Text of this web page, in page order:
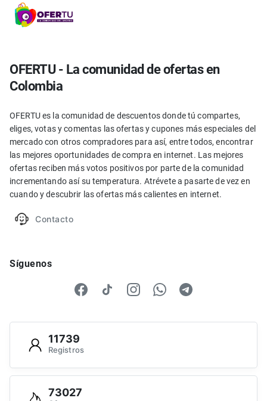
OFERTU - La comunidad de ofertas en
Colombia
OFERTU es la comunidad de descuentos donde tú compartes,
eliges, votas y comentas las ofertas y cupones más especiales del
mercado con otros compradores para así, entre todos, encontrar
las mejores oportunidades de compra en internet. Las mejores
ofertas reciben más votos positivos por parte de la comunidad
incrementando así su temperatura. Atrévete a pasarte de vez en
cuando y descubrir las ofertas más calientes en internet.
Contacto
Síguenos
11739
Registros
73027